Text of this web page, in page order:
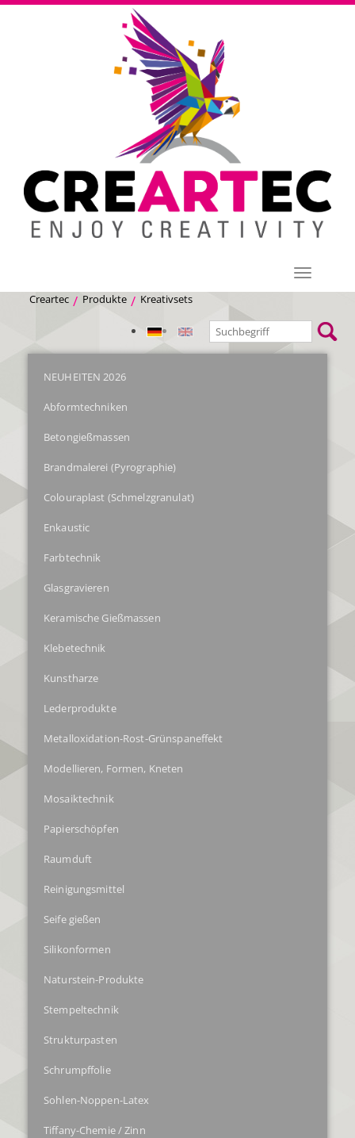
Menü
Creartec Produkte Kreativsets
NEUHEITEN 2026
Abformtechniken
Betongießmassen
Brandmalerei (Pyrographie)
Colouraplast (Schmelzgranulat)
Enkaustic
Farbtechnik
Glasgravieren
Keramische Gießmassen
Klebetechnik
Kunstharze
Lederprodukte
Metalloxidation-Rost-Grünspaneffekt
Modellieren, Formen, Kneten
Mosaiktechnik
Papierschöpfen
Raumduft
Reinigungsmittel
Seife gießen
Silikonformen
Naturstein-Produkte
Stempeltechnik
Strukturpasten
Schrumpffolie
Sohlen-Noppen-Latex
Tiffany-Chemie / Zinn